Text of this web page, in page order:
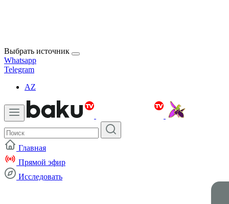
Выбрать источник
Whatsapp
Telegram
AZ
Главная
Прямой эфир
Исследовать